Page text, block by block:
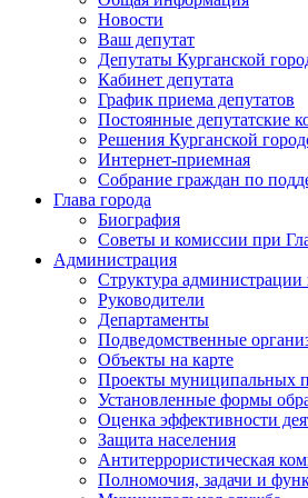
Новости
Ваш депутат
Депутаты Курганской
Кабинет депутата
График приема депутатов
Постоянные депутатские
Решения Курганской
Интернет-приемная
Собрание граждан по
Глава города
Биография
Советы и комиссии при
Администрация
Структура администрации
Руководители
Департаменты
Подведомственные
Объекты на карте
Проекты муниципальных
Установленные формы
Оценка эффективности
Защита населения
Антитеррористическая
Полномочия, задачи и